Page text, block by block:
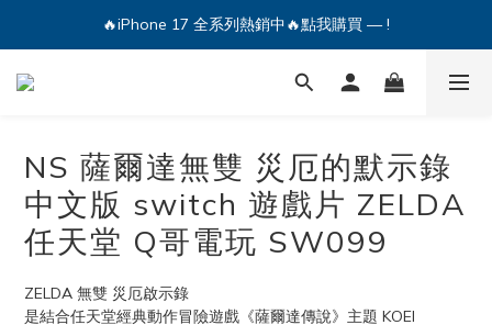
🔥iPhone 17 全系列熱銷中🔥點我購買 — !
🔥iPhone 17 全系列熱銷中🔥點我購買 — !
💕加入Q哥 Line 新好友領優惠券！🎫
NS 薩爾達無雙 災厄的默示錄
中文版 switch 遊戲片 ZELDA
任天堂 Q哥電玩 SW099
ZELDA 無雙 災厄啟示錄
是結合任天堂經典動作冒險遊戲《薩爾達傳說》主題 KOEI